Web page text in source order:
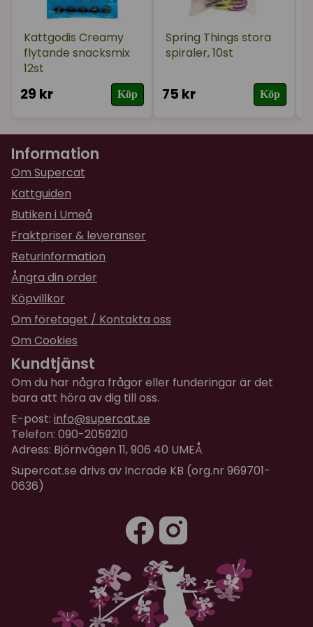
för 1 år sedan
Funkade bra, accepterades direkt av min katt
Lennart
för 2 år sedan
för 2 år sedan
Ingen superbra doft och stänker mycket.
Maritha
för 2 år sedan
Fungerar utmärkt
Kattgodis Creamy
flytande snacksmix
12st
29 kr Köp
Spring Things stora
spiraler, 10st
75 kr Köp
Information
Om Supercat
Kattguiden
Butiken i Umeå
Fraktpriser & leveranser
Returinformation
Ångra din order
Köpvillkor
Om företaget / Kontakta oss
Om Cookies
Kundtjänst
Om du har några frågor eller funderingar är det
bara att höra av dig till oss.
E-post: info@supercat.se
Telefon: 090-2059210
Adress: Björnvägen 11, 906 40 UMEÅ
Supercat.se drivs av Incrade KB (org.nr 969701-
0636)